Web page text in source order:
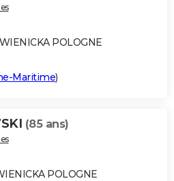
POLOGNE
Maritime)
(85 ans)
POLOGNE